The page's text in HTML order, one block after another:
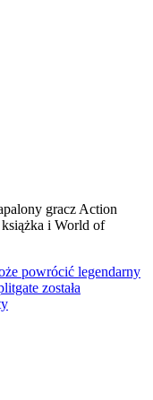
gracz Action
i World of
powrócić legendarny
została